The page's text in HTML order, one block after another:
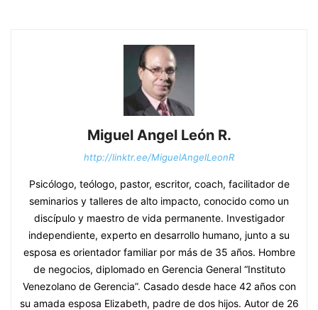
Miguel Angel León R.
http://linktr.ee/MiguelAngelLeonR
Psicólogo, teólogo, pastor, escritor, coach, facilitador de
seminarios y talleres de alto impacto, conocido como un
discípulo y maestro de vida permanente. Investigador
independiente, experto en desarrollo humano, junto a su
esposa es orientador familiar por más de 35 años. Hombre
de negocios, diplomado en Gerencia General “Instituto
Venezolano de Gerencia”. Casado desde hace 42 años con
su amada esposa Elizabeth, padre de dos hijos. Autor de 26